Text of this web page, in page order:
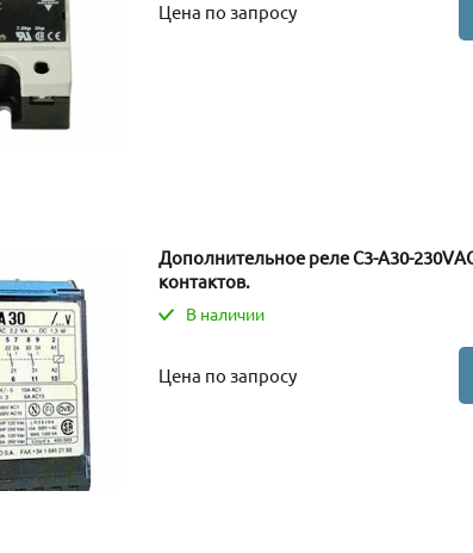
Цена по запросу
Дополнительное реле C3-A30-
контактов.
В наличии
Цена по запросу